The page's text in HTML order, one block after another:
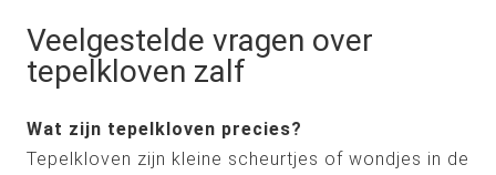
Veelgestelde vragen over
tepelkloven zalf
Wat zijn tepelkloven precies?
Tepelkloven zijn kleine scheurtjes of wondjes in de